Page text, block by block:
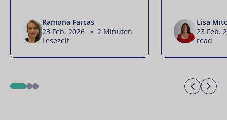
Ramona Farcas
23 Feb. 2026 • 2 Minuten
Lesezeit
Lisa
23 Feb.
read
12